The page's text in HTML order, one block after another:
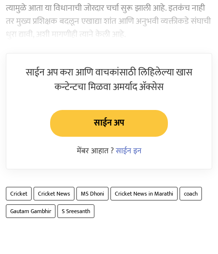
त्यामुळे आता या विधानाची जोरदार चर्चा सुरू झाली आहे. इतकंच नाही
तर मुख्य प्रशिक्षक बदलून एखाद्या शांत आणि अनुभवी व्यक्तीकडे संघाची
धुरा द्यावी, अशी मागणीही त्याने केली आहे.
साईन अप करा आणि वाचकांसाठी लिहिलेल्या खास
कन्टेन्टचा मिळवा अमर्याद ॲक्सेस
साईन अप
मेंबर आहात ?साईन इन
Cricket Cricket News MS Dhoni Cricket News in Marathi
coach
Gautam Gambhir
S Sreesanth